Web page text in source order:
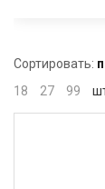
Сортировать:
18
27 99